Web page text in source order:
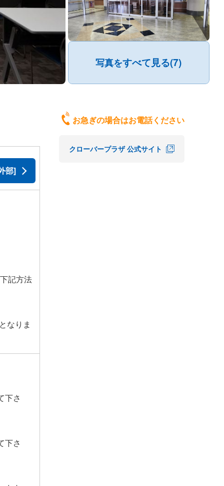
写真をすべて見る(7)
部]
記方法
なりま
下さ
下さ
お急ぎの場合はお電話ください
クローバープラザ 公式サイト